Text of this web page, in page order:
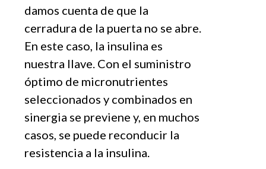
damos cuenta de que la
cerradura de la puerta no se abre.
En este caso, la insulina es
nuestra llave. Con el suministro
óptimo de micronutrientes
seleccionados y combinados en
sinergia se previene y, en muchos
casos, se puede reconducir la
resistencia a la insulina.